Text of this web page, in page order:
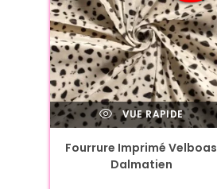
VUE RAPIDE
Fourrure Imprimé Velboas
Dalmatien